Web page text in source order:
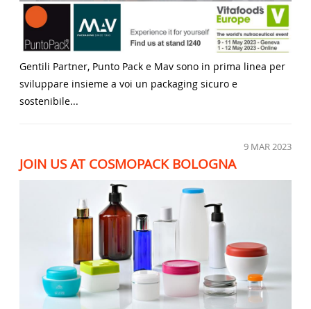
Gentili Partner, Punto Pack e Mav sono in prima linea per
sviluppare insieme a voi un packaging sicuro e
sostenibile...
9 MAR 2023
JOIN US AT COSMOPACK BOLOGNA